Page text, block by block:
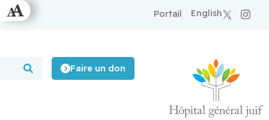
English
Portail
Faire un don